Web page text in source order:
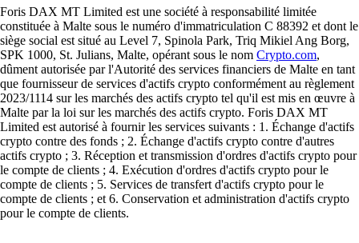
Foris DAX MT Limited est une société à responsabilité limitée
constituée à Malte sous le numéro d'immatriculation C 88392 et dont le
siège social est situé au Level 7, Spinola Park, Triq Mikiel Ang Borg,
SPK 1000, St. Julians, Malte, opérant sous le nom Crypto.com,
dûment autorisée par l'Autorité des services financiers de Malte en tant
que fournisseur de services d'actifs crypto conformément au règlement
2023/1114 sur les marchés des actifs crypto tel qu'il est mis en œuvre à
Malte par la loi sur les marchés des actifs crypto. Foris DAX MT
Limited est autorisé à fournir les services suivants : 1. Échange d'actifs
crypto contre des fonds ; 2. Échange d'actifs crypto contre d'autres
actifs crypto ; 3. Réception et transmission d'ordres d'actifs crypto pour
le compte de clients ; 4. Exécution d'ordres d'actifs crypto pour le
compte de clients ; 5. Services de transfert d'actifs crypto pour le
compte de clients ; et 6. Conservation et administration d'actifs crypto
pour le compte de clients.